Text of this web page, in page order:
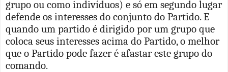
grupo ou como indivíduos) e só em segundo lugar
defende os interesses do conjunto do Partido. E
quando um partido é dirigido por um grupo que
coloca seus interesses acima do Partido, o melhor
que o Partido pode fazer é afastar este grupo do
comando.